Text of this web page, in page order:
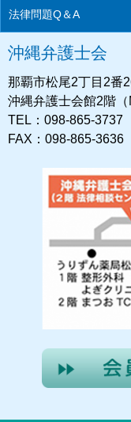
法律問題Q＆A
沖縄弁護士会
那覇市松尾2丁目2番
沖縄弁護士会館2階（
TEL：098-865-3737
FAX：098-865-3636